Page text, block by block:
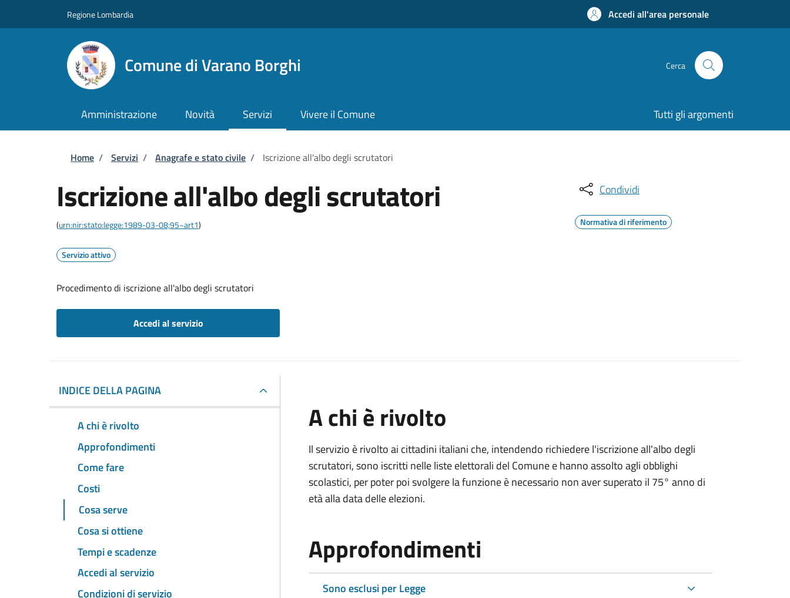
Regione Lombardia Accedi all'area personale
Comune di Varano Borghi Cerca
Amministrazione Novità Servizi Vivere il Comune Tutti gli argomenti
Briciole di pane
Home / Servizi / Anagrafe e stato civile / Iscrizione all'albo degli scrutatori
Iscrizione all'albo degli scrutatori
(urn:nir:stato:legge:1989-03-08;95~art1)
Servizio attivo
Procedimento di iscrizione all'albo degli scrutatori
Accedi al servizio
Condividi
Normativa di riferimento
INDICE DELLA PAGINA
A chi è rivolto
Approfondimenti
Come fare
Costi
Cosa serve
Cosa si ottiene
Tempi e scadenze
Accedi al servizio
Condizioni di servizio
A chi è rivolto
Il servizio è rivolto ai cittadini italiani che, intendendo richiedere l'iscrizione all'albo degli
scrutatori, sono iscritti nelle liste elettorali del Comune e hanno assolto agli obblighi
scolastici, per poter poi svolgere la funzione è necessario non aver superato il 75° anno di
età alla data delle elezioni.
Approfondimenti
Sono esclusi per Legge